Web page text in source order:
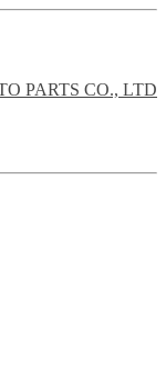
PARTS CO., LTD